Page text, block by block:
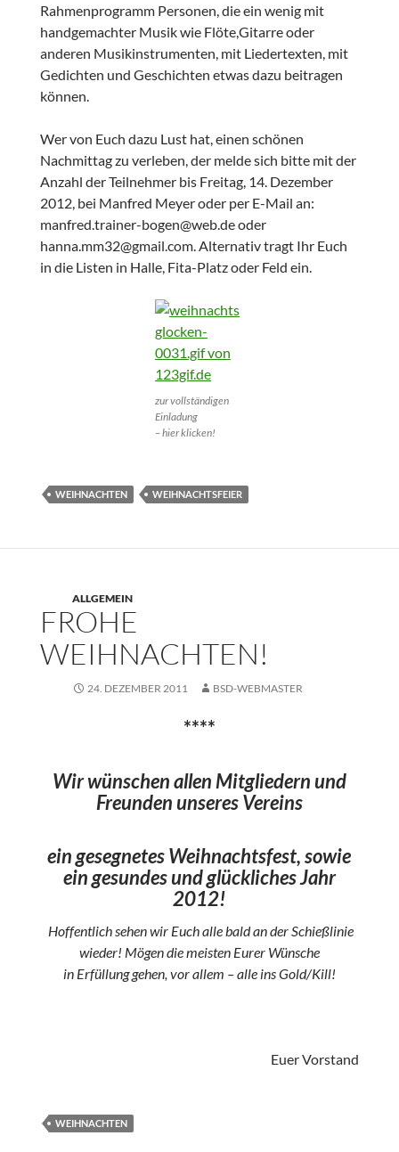
Rahmenprogramm Personen, die ein wenig mit
handgemachter Musik wie Flöte,Gitarre oder
anderen Musikinstrumenten, mit Liedertexten, mit
Gedichten und Geschichten etwas dazu beitragen
können.
Wer von Euch dazu Lust hat, einen schönen
Nachmittag zu verleben, der melde sich bitte mit der
Anzahl der Teilnehmer bis Freitag, 14. Dezember
2012, bei Manfred Meyer oder per E-Mail an:
manfred.trainer-bogen@web.de oder
hanna.mm32@gmail.com. Alternativ tragt Ihr Euch
in die Listen in Halle, Fita-Platz oder Feld ein.
zur vollständigen
Einladung
– hier klicken!
WEIHNACHTEN WEIHNACHTSFEIER
ALLGEMEIN
FROHE
WEIHNACHTEN!
24. DEZEMBER 2011 BSD-WEBMASTER
****
Wir wünschen allen Mitgliedern und
Freunden unseres Vereins
ein gesegnetes Weihnachtsfest, sowie
ein gesundes und glückliches Jahr
2012!
Hoffentlich sehen wir Euch alle bald an der Schießlinie
wieder! Mögen die meisten Eurer Wünsche
in Erfüllung gehen, vor allem – alle ins Gold/Kill!
Euer Vorstand
WEIHNACHTEN